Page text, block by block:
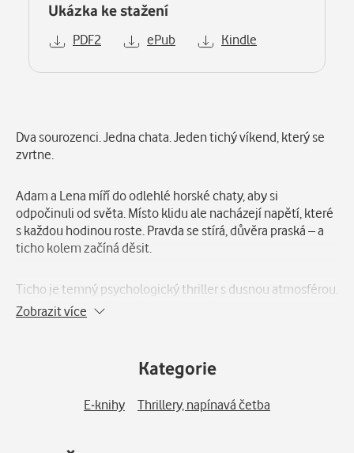
Ukázka ke stažení
PDF2 ePub Kindle
Dva sourozenci. Jedna chata. Jeden tichý víkend, který se
zvrtne.
Adam a Lena míří do odlehlé horské chaty, aby si
odpočinuli od světa. Místo klidu ale nacházejí napětí, které
s každou hodinou roste. Pravda se stírá, důvěra praská – a
ticho kolem začíná děsit.
Ticho je temný psychologický thriller s dusnou atmosférou.
Krátké, intenzivní čtení na jeden večer.
První příběh ze série Moon Vale Secrets.
Zobrazit více
Kategorie
E-knihy Thrillery, napínavá četba